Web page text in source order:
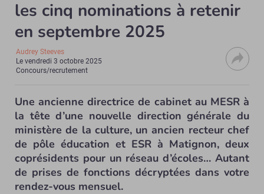
les cinq nominations à retenir
en septembre 2025
Audrey Steeves
Levendredi 3 octobre 2025
Concours/recrutement
Une ancienne directrice de cabinet au MESR à
la tête d’une nouvelle direction générale du
ministère de la culture, un ancien recteur chef
de pôle éducation et ESR à Matignon, deux
coprésidents pour un réseau d’écoles… Autant
de prises de fonctions décryptées dans votre
rendez-vous mensuel.